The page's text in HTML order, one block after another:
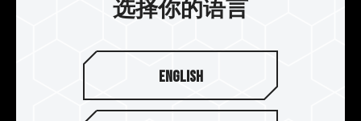
C222 精锌盘采用流线人体工学设计，让你轻松插
选择你的语言
English